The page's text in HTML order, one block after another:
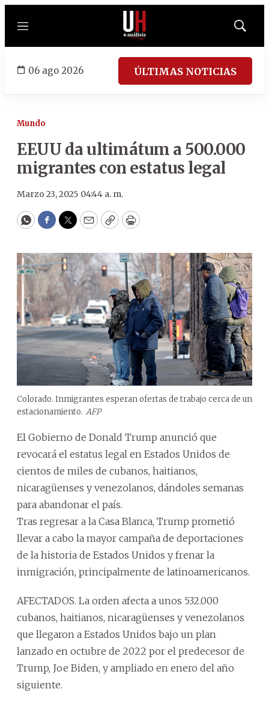
Menú
Mostrar
06 ago 2026 ÚLTIMAS NOTICIAS
Mundo
EEUU da ultimátum a 500.000
migrantes con estatus legal
Marzo 23, 2025 04:44 a. m.
WhatsApp
Facebook
Twitter
EmailCopyPrint
Colorado. Inmigrantes esperan ofertas de trabajo cerca de un
estacionamiento. AFP
El Gobierno de Donald Trump anunció que
revocará el estatus legal en Estados Unidos de
cientos de miles de cubanos, haitianos,
nicaragüenses y venezolanos, dándoles semanas
para abandonar el país.
Tras regresar a la Casa Blanca, Trump prometió
llevar a cabo la mayor campaña de deportaciones
de la historia de Estados Unidos y frenar la
inmigración, principalmente de latinoamericanos.
AFECTADOS. La orden afecta a unos 532.000
cubanos, haitianos, nicaragüenses y venezolanos
que llegaron a Estados Unidos bajo un plan
lanzado en octubre de 2022 por el predecesor de
Trump, Joe Biden, y ampliado en enero del año
siguiente.